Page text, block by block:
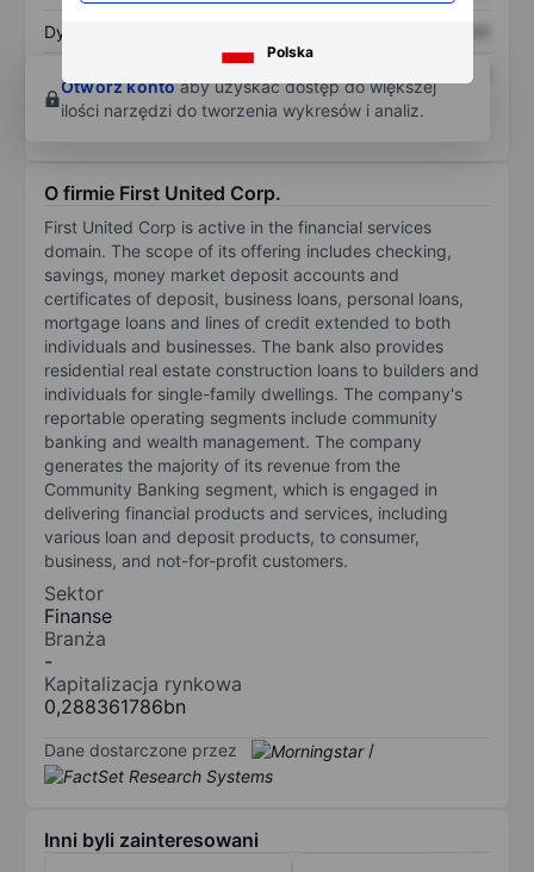
Polska
Dywidenda na akcję
Zwrot z kapitału
własnego
XXXXXXX
Otwórz kontoaby uzyskać dostęp do większej
ilości narzędzi do tworzenia wykresów i analiz.
O firmie First United Corp.
First United Corp is active in the financial services
domain. The scope of its offering includes checking,
savings, money market deposit accounts and
certificates of deposit, business loans, personal loans,
mortgage loans and lines of credit extended to both
individuals and businesses. The bank also provides
residential real estate construction loans to builders and
individuals for single-family dwellings. The company's
reportable operating segments include community
banking and wealth management. The company
generates the majority of its revenue from the
Community Banking segment, which is engaged in
delivering financial products and services, including
various loan and deposit products, to consumer,
business, and not-for-profit customers.
Sektor
Finanse
Branża
-
Kapitalizacja rynkowa
0,288361786bn
Dane dostarczone przez /
Inni byli zainteresowani